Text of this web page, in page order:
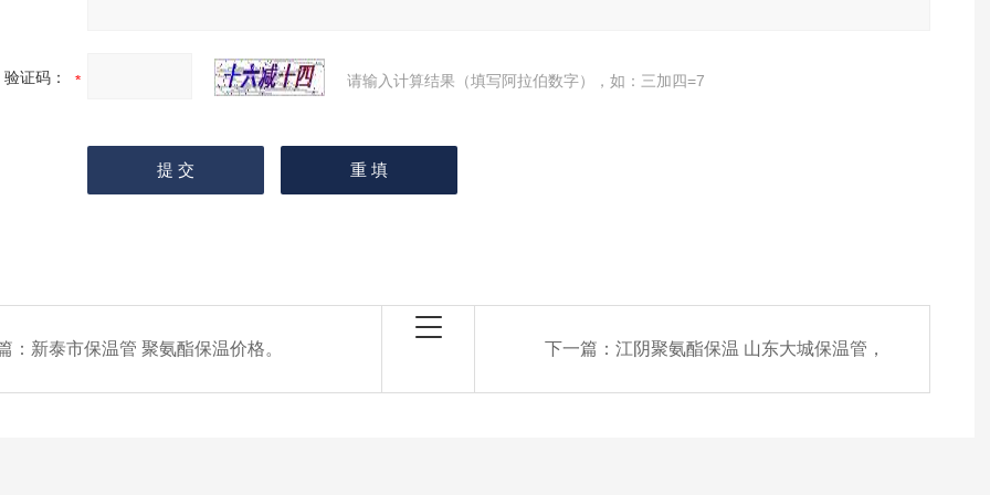
验证码： 请输入计算结果（填写阿拉伯数字），如：三加四=7
： 新泰市保温管 聚氨酯保温价格。 下一篇： 江阴聚氨酯保温 山东大城保温管，